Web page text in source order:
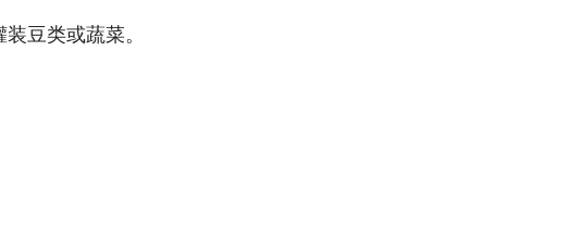
豆类或蔬菜。